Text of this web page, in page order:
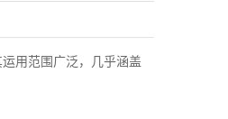
用范围广泛，几乎涵盖